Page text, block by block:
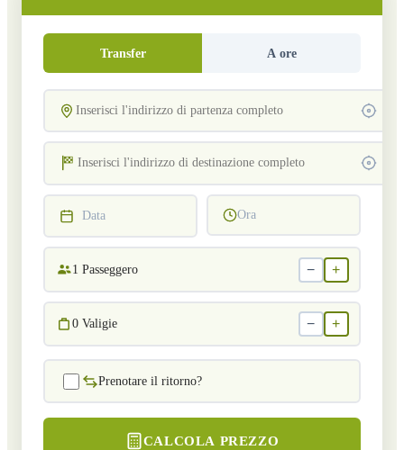
Transfer A ore
Data Ora
1 Passeggero − +
0 Valigie − +
Prenotare il ritorno?
CALCOLA PREZZO